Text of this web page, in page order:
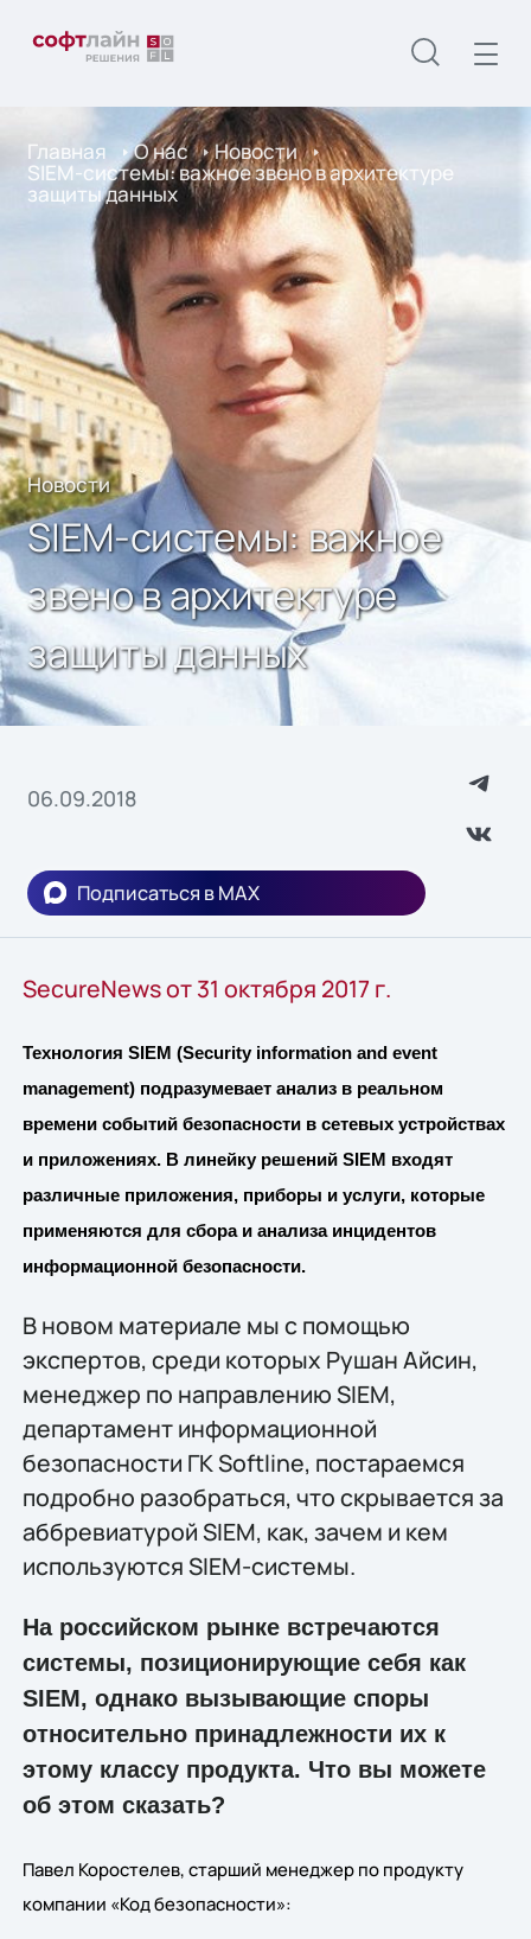
Главная О нас Новости
SIEM-системы: важное звено в архитектуре
защиты данных
Новости
SIEM-системы: важное
звено в архитектуре
защиты данных
06.09.2018
Подписаться в MAX
SecureNews от 31 октября 2017 г.
Технология SIEM (Security information and event
management) подразумевает анализ в реальном
времени событий безопасности в сетевых устройствах
и приложениях. В линейку решений SIEM входят
различные приложения, приборы и услуги, которые
применяются для сбора и анализа инцидентов
информационной безопасности.
В новом материале мы с помощью
экспертов, среди которых Рушан Айсин,
менеджер по направлению SIEM,
департамент информационной
безопасности ГК Softline, постараемся
подробно разобраться, что скрывается за
аббревиатурой SIEM, как, зачем и кем
используются SIEM-системы.
На российском рынке встречаются
системы, позиционирующие себя как
SIEM, однако вызывающие споры
относительно принадлежности их к
этому классу продукта. Что вы можете
об этом сказать?
Павел Коростелев, старший менеджер по продукту
компании «Код безопасности»: